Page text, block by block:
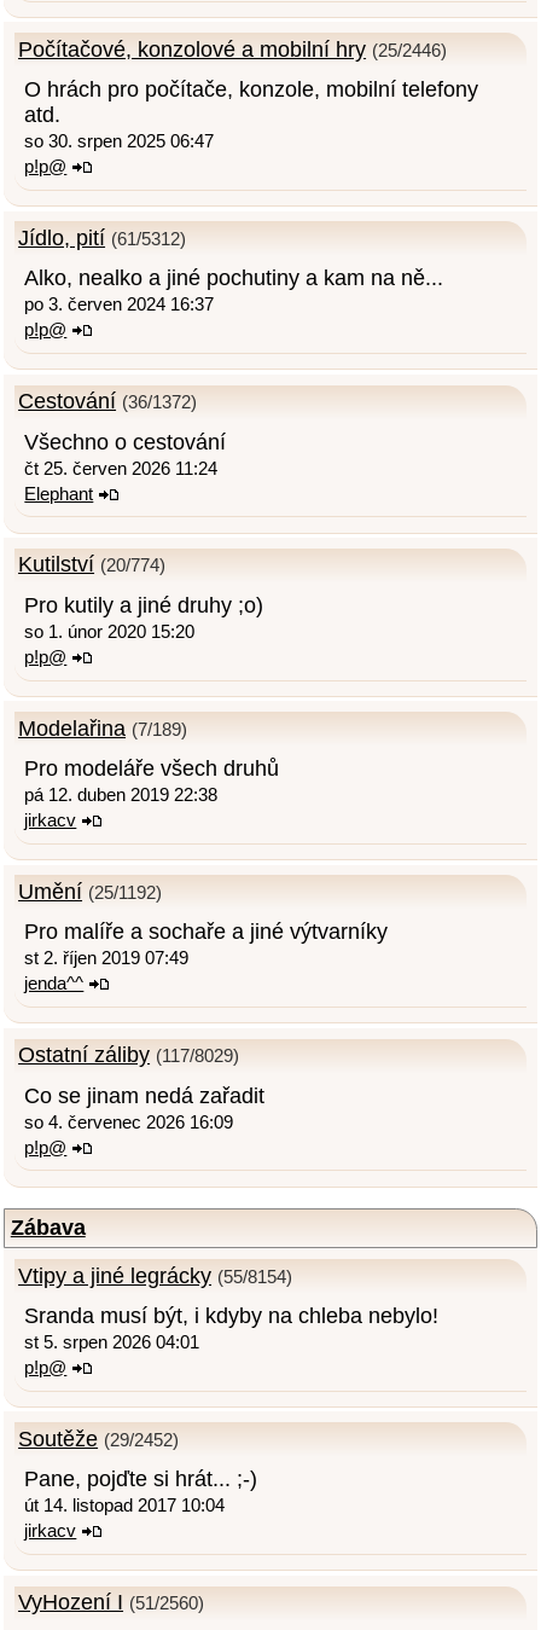
Počítačové, konzolové a mobilní hry (25/2446)
O hrách pro počítače, konzole, mobilní telefony
atd.
so 30. srpen 2025 06:47
p!p@
Jídlo, pití (61/5312)
Alko, nealko a jiné pochutiny a kam na ně...
po 3. červen 2024 16:37
p!p@
Cestování (36/1372)
Všechno o cestování
čt 25. červen 2026 11:24
Elephant
Kutilství (20/774)
Pro kutily a jiné druhy ;o)
so 1. únor 2020 15:20
p!p@
Modelařina (7/189)
Pro modeláře všech druhů
pá 12. duben 2019 22:38
jirkacv
Umění (25/1192)
Pro malíře a sochaře a jiné výtvarníky
st 2. říjen 2019 07:49
jenda^^
Ostatní záliby (117/8029)
Co se jinam nedá zařadit
so 4. červenec 2026 16:09
p!p@
Zábava
Vtipy a jiné legrácky (55/8154)
Sranda musí být, i kdyby na chleba nebylo!
st 5. srpen 2026 04:01
p!p@
Soutěže (29/2452)
Pane, pojďte si hrát... ;-)
út 14. listopad 2017 10:04
jirkacv
VyHození I (51/2560)